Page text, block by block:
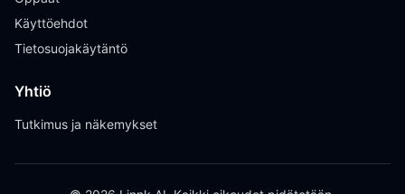
Käyttöehdot
Tietosuojakäytäntö
Yhtiö
Tutkimus ja näkemykset